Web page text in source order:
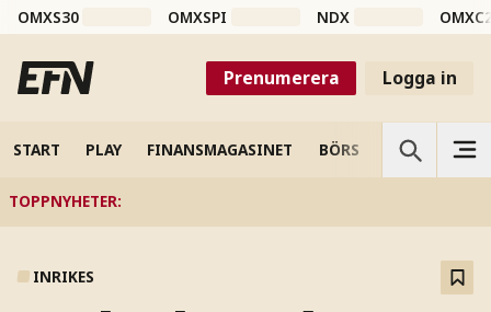
OMXS30 OMXSPI NDX
Prenumerera Logga in
START PLAY FINANSMAGASINET BÖRS VETENSKAP
TOPPNYHETER:
INRIKES